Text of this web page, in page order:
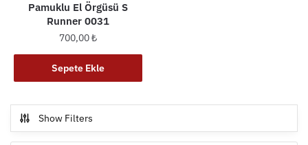
Pamuklu El Örgüsü S
Runner 0031
700,00₺
Sepete Ekle
Show Filters